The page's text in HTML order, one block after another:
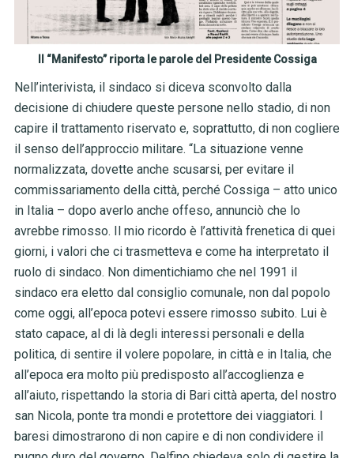
Il “Manifesto” riporta le parole del Presidente Cossiga
Nell’interivista, il sindaco si diceva sconvolto dalla
decisione di chiudere queste persone nello stadio, di non
capire il trattamento riservato e, soprattutto, di non cogliere
il senso dell’approccio militare. “La situazione venne
normalizzata, dovette anche scusarsi, per evitare il
commissariamento della città, perché Cossiga – atto unico
in Italia – dopo averlo anche offeso, annunciò che lo
avrebbe rimosso. Il mio ricordo è l’attività frenetica di quei
giorni, i valori che ci trasmetteva e come ha interpretato il
ruolo di sindaco. Non dimentichiamo che nel 1991 il
sindaco era eletto dal consiglio comunale, non dal popolo
come oggi, all’epoca potevi essere rimosso subito. Lui è
stato capace, al di là degli interessi personali e della
politica, di sentire il volere popolare, in città e in Italia, che
all’epoca era molto più predisposto all’accoglienza e
all’aiuto, rispettando la storia di Bari città aperta, del nostro
san Nicola, ponte tra mondi e protettore dei viaggiatori. I
baresi dimostrarono di non capire e di non condividere il